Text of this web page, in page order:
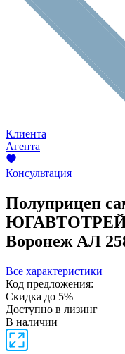
Клиента
Агента
Консультация
Полуприцеп
Воронеж АЛ
Все характеристики
Код предложения:
Скидка до 5%
Доступно в лизинг
В наличии